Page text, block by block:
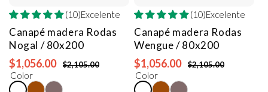
(10)Excelente
Canapé madera Rodas
Nogal / 80x200
$1,056.00 $2,105.00
Color
(10)Excelente
Canapé madera Rodas
Wengue / 80x200
$1,056.00 $2,105.00
Color